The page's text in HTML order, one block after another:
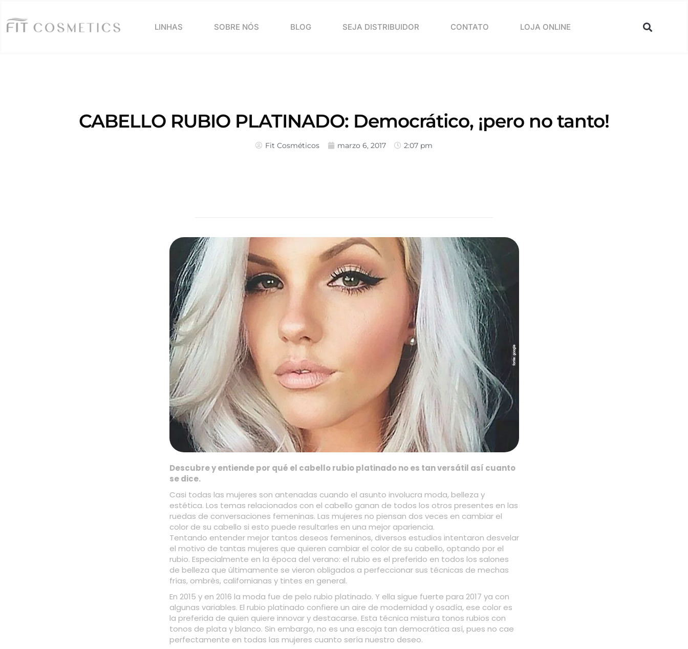
LINHAS SOBRE NÓS BLOG SEJA DISTRIBUIDOR CONTATO LOJA ONLINE
CABELLO RUBIO PLATINADO: Democrático, ¡pero no tanto!
Fit Cosméticos marzo 6, 2017 2:07 pm
Descubre y entiende por qué el cabello rubio platinado no es tan versátil así cuanto
se dice.
Casi todas las mujeres son antenadas cuando el asunto involucra moda, belleza y
estética. Los temas relacionados con el cabello ganan de todos los otros presentes en las
ruedas de conversaciones femeninas. Las mujeres no piensan dos veces en cambiar el
color de su cabello si esto puede resultarles en una mejor apariencia.
Tentando entender mejor tantos deseos femeninos, diversos estudios intentaron desvelar
el motivo de tantas mujeres que quieren cambiar el color de su cabello, optando por el
rubio. Especialmente en la época del verano: el rubio es el preferido en todos los salones
de belleza que últimamente se vieron obligados a perfeccionar sus técnicas de mechas
frías, ombrès, californianas y tintes en general.
En 2015 y en 2016 la moda fue de pelo rubio platinado. Y ella sigue fuerte para 2017 ya con
algunas variables. El rubio platinado confiere un aire de modernidad y osadía, ese color es
la preferida de quien quiere innovar y destacarse. Esta técnica mistura tonos rubios con
tonos de plata y blanco. Sin embargo, no es una escoja tan democrática así, pues no cae
perfectamente en todas las mujeres cuanto sería nuestro deseo.